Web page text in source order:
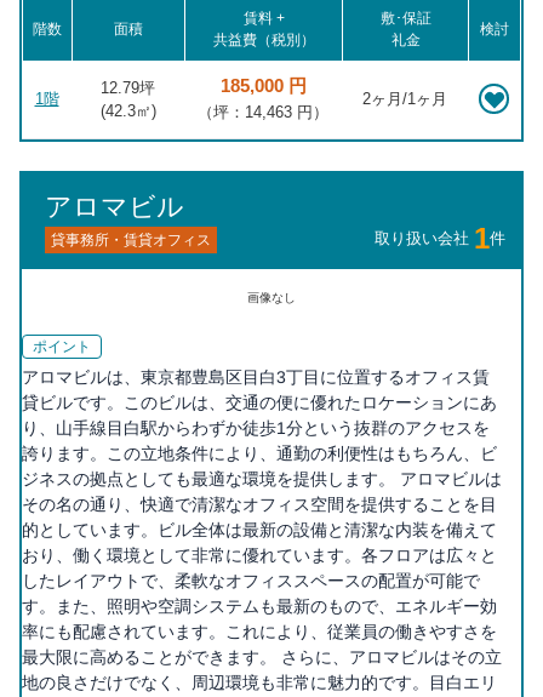
階数 面積
賃料 +
共益費（税別）
敷･保証
礼金
検討
1階
12.79坪
(42.3㎡)
185,000 円
（坪：14,463 円）
2ヶ月/1ヶ月
アロマビル
貸事務所・賃貸オフィス 取り扱い会社 1件
画像なし
ポイント
アロマビルは、東京都豊島区目白3丁目に位置するオフィス賃
貸ビルです。このビルは、交通の便に優れたロケーションにあ
り、山手線目白駅からわずか徒歩1分という抜群のアクセスを
誇ります。この立地条件により、通勤の利便性はもちろん、ビ
ジネスの拠点としても最適な環境を提供します。 アロマビルは
その名の通り、快適で清潔なオフィス空間を提供することを目
的としています。ビル全体は最新の設備と清潔な内装を備えて
おり、働く環境として非常に優れています。各フロアは広々と
したレイアウトで、柔軟なオフィススペースの配置が可能で
す。また、照明や空調システムも最新のもので、エネルギー効
率にも配慮されています。これにより、従業員の働きやすさを
最大限に高めることができます。 さらに、アロマビルはその立
地の良さだけでなく、周辺環境も非常に魅力的です。目白エリ